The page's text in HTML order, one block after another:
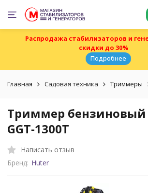
Распродажа стабилизаторов и
скидки до 30%
Подробнее
Главная Садовая техника Триммеры
Триммер бензиновый
GGT-1300T
Написать отзыв
Бренд: Huter